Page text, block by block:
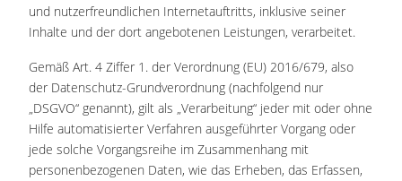
und nutzerfreundlichen Internetauftritts, inklusive seiner
Inhalte und der dort angebotenen Leistungen, verarbeitet.
Gemäß Art. 4 Ziffer 1. der Verordnung (EU) 2016/679, also
der Datenschutz-Grundverordnung (nachfolgend nur
„DSGVO“ genannt), gilt als „Verarbeitung“ jeder mit oder ohne
Hilfe automatisierter Verfahren ausgeführter Vorgang oder
jede solche Vorgangsreihe im Zusammenhang mit
personenbezogenen Daten, wie das Erheben, das Erfassen,